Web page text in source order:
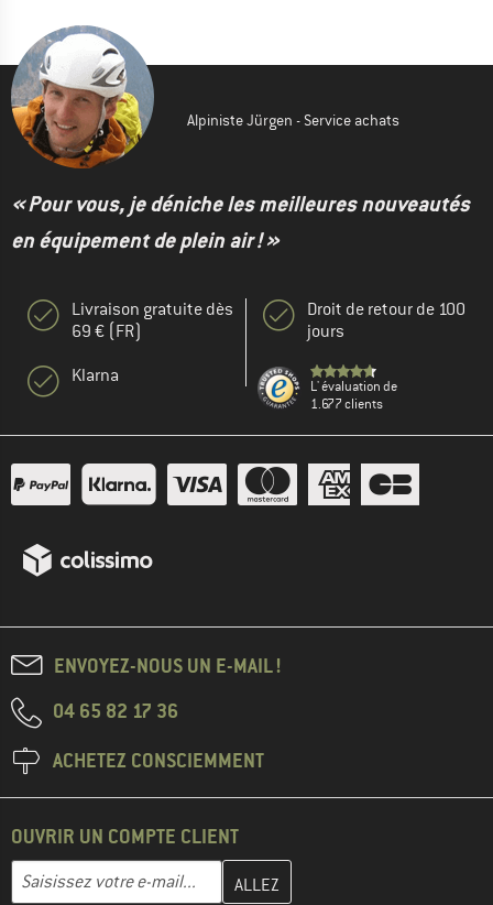
Alpiniste Jürgen - Service achats
« Pour vous, je déniche les meilleures nouveautés
en équipement de plein air ! »
Livraison gratuite dès
69 € (FR)
Klarna
Droit de retour de 100
jours
L' évaluation de
1.677 clients
ENVOYEZ-NOUS UN E-MAIL !
04 65 82 17 36
ACHETEZ CONSCIEMMENT
OUVRIR UN COMPTE CLIENT
Adresse e-mail
Entrez votre adresse e-mail ici et créez votre compte client à la